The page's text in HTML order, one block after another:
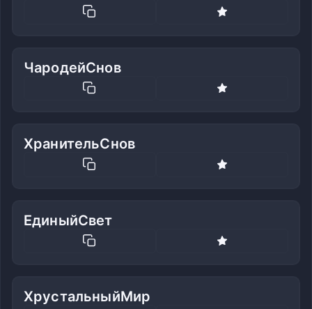
ЧародейСнов
ХранительСнов
ЕдиныйСвет
ХрустальныйМир